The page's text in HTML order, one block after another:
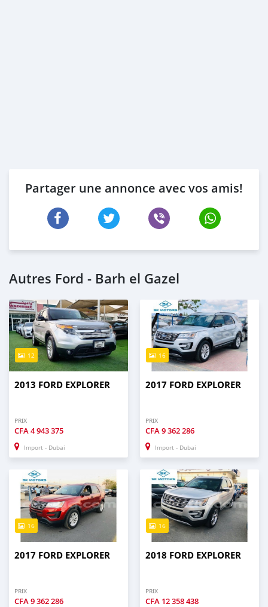
Partager une annonce avec vos amis!
Autres Ford - Barh el Gazel
12
2013 FORD EXPLORER
PRIX
CFA4 943 375
Import - Dubai
16
2017 FORD EXPLORER
PRIX
CFA9 362 286
Import - Dubai
16
2017 FORD EXPLORER
PRIX
CFA 9 362 286
16
2018 FORD EXPLORER
PRIX
CFA 12 358 438